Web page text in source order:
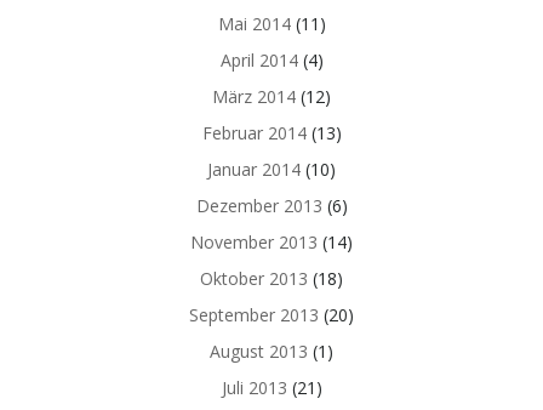
Mai 2014(11)
April 2014(4)
März 2014 (12)
Februar 2014(13)
Januar 2014 (10)
Dezember 2013 (6)
November 2013 (14)
Oktober 2013 (18)
September 2013 (20)
August 2013 (1)
Juli 2013 (21)